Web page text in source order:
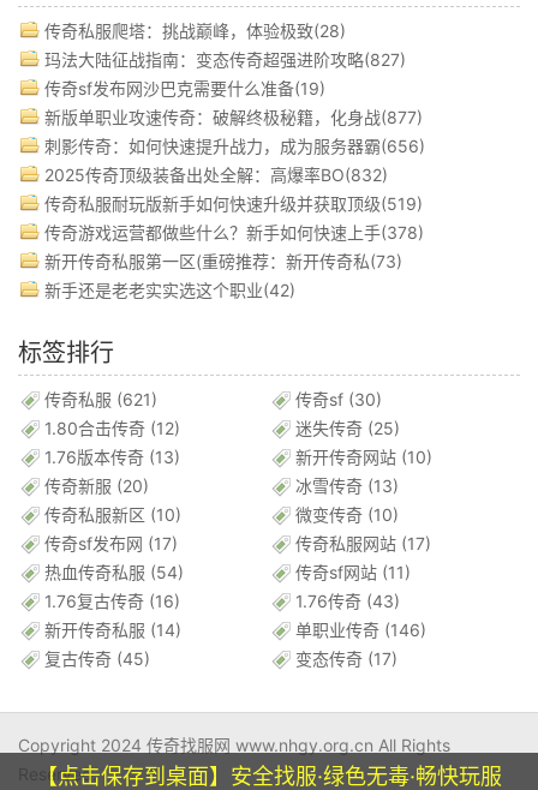
传奇私服爬塔：挑战巅峰，体验极致(28)
玛法大陆征战指南：变态传奇超强进阶攻略(827)
传奇sf发布网沙巴克需要什么准备(19)
新版单职业攻速传奇：破解终极秘籍，化身战(877)
刺影传奇：如何快速提升战力，成为服务器霸(656)
2025传奇顶级装备出处全解：高爆率BO(832)
传奇私服耐玩版新手如何快速升级并获取顶级(519)
传奇游戏运营都做些什么？新手如何快速上手(378)
新开传奇私服第一区(重磅推荐：新开传奇私(73)
新手还是老老实实选这个职业(42)
标签排行
传奇私服 (621) 传奇sf (30)
1.80合击传奇 (12) 迷失传奇 (25)
1.76版本传奇 (13) 新开传奇网站 (10)
传奇新服 (20) 冰雪传奇 (13)
传奇私服新区 (10) 微变传奇 (10)
传奇sf发布网 (17) 传奇私服网站 (17)
热血传奇私服 (54) 传奇sf网站 (11)
1.76复古传奇 (16) 1.76传奇 (43)
新开传奇私服 (14) 单职业传奇 (146)
复古传奇 (45) 变态传奇 (17)
Copyright 2024 传奇找服网 www.nhgy.org.cn All Rights
Reserved.
【点击保存到桌面】安全找服·绿色无毒·畅快玩服